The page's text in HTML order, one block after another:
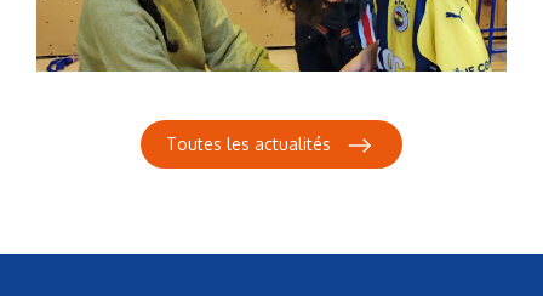
Toutes les actualités